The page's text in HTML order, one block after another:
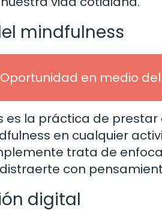
mindfulness
Oportunidad en medio
es la práctica de
en cualquier
trata de
con
digital